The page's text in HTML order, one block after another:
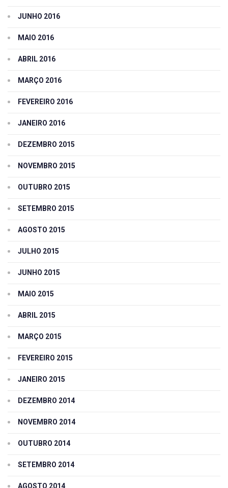
JUNHO 2016
MAIO 2016
ABRIL 2016
MARÇO 2016
FEVEREIRO 2016
JANEIRO 2016
DEZEMBRO 2015
NOVEMBRO 2015
OUTUBRO 2015
SETEMBRO 2015
AGOSTO 2015
JULHO 2015
JUNHO 2015
MAIO 2015
ABRIL 2015
MARÇO 2015
FEVEREIRO 2015
JANEIRO 2015
DEZEMBRO 2014
NOVEMBRO 2014
OUTUBRO 2014
SETEMBRO 2014
AGOSTO 2014